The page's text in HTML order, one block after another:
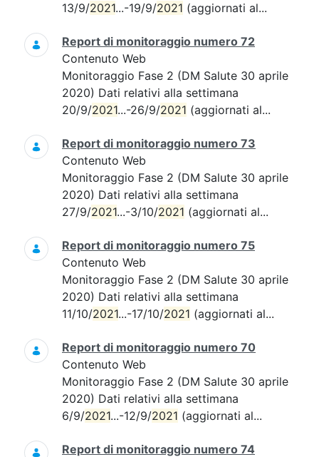
13/9/2021...-19/9/2021 (aggiornati al...
Report di monitoraggio numero 72
Contenuto Web
Monitoraggio Fase 2 (DM Salute 30 aprile
2020) Dati relativi alla settimana
20/9/2021...-26/9/2021 (aggiornati al...
Report di monitoraggio numero 73
Contenuto Web
Monitoraggio Fase 2 (DM Salute 30 aprile
2020) Dati relativi alla settimana
27/9/2021...-3/10/2021 (aggiornati al...
Report di monitoraggio numero 75
Contenuto Web
Monitoraggio Fase 2 (DM Salute 30 aprile
2020) Dati relativi alla settimana
11/10/2021...-17/10/2021 (aggiornati al...
Report di monitoraggio numero 70
Contenuto Web
Monitoraggio Fase 2 (DM Salute 30 aprile
2020) Dati relativi alla settimana
6/9/2021...-12/9/2021 (aggiornati al...
Report di monitoraggio numero 74